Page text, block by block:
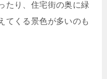
たり、住宅街の奥に緑
てくる景色が多いのも